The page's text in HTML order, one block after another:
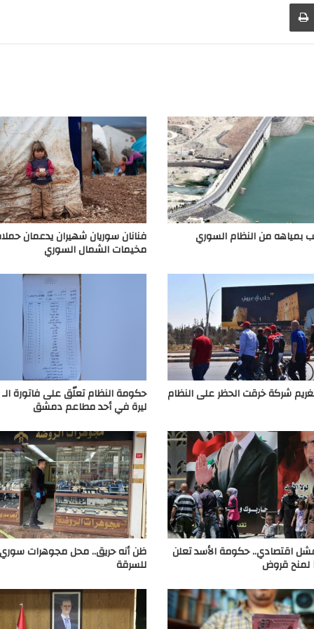
بمياهه من النظام السوري فنانان سوريان شهيران يدعمان
مخيمات الشمال السوري
شركة خرقت الحظر على النظام
ليرة في أحد مطاعم دمشق
اقتصادي.. حكومة الأسد تعلن
لمنح قروض
ظن أنه حريق.. محل مجوهرات
للسرقة